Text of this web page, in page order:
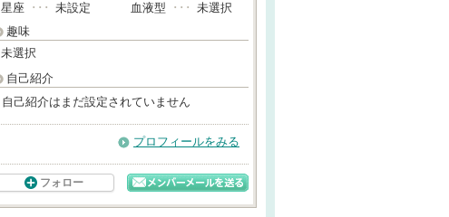
星座 ･･･ 未設定 血液型 ･･･ 未選択
趣味
未選択
自己紹介
自己紹介はまだ設定されていません
プロフィールをみる
フォロー